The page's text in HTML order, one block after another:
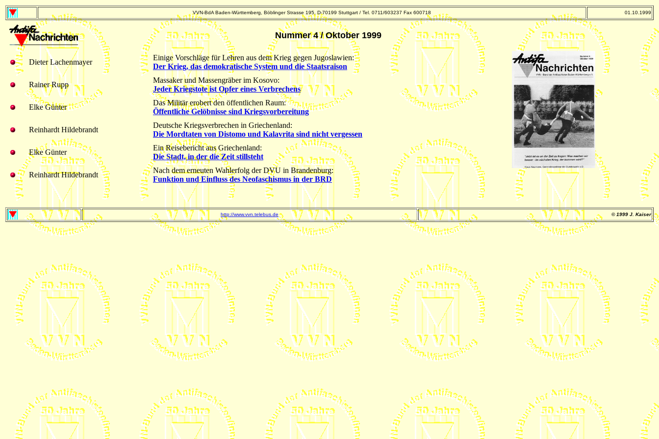
VVN-BdA Baden-Württemberg, Böblinger Strasse 195, D-70199 Stuttgart / Tel. 0711/603237 Fax 600718 01.10.1999
Nummer 4 / Oktober 1999
Dieter Lachenmayer
Einige Vorschläge für Lehren aus dem Krieg gegen Jugoslawien:
Der Krieg, das demokratische System und die Staatsraison
Rainer Rupp
Massaker und Massengräber im Kosovo:
Jeder Kriegstote ist Opfer eines Verbrechens
Elke Günter
Das Militär erobert den öffentlichen Raum:
Öffentliche Gelöbnisse sind Kriegsvorbereitung
Reinhardt Hildebrandt
Deutsche Kriegsverbrechen in Griechenland:
Die Mordtaten von Distomo und Kalavrita sind nicht vergessen
Elke Günter
Ein Reisebericht aus Griechenland:
Die Stadt, in der die Zeit stillsteht
Reinhardt Hildebrandt
Nach dem erneuten Wahlerfolg der DVU in Brandenburg:
Funktion und Einfluss des Neofaschismus in der BRD
http://www.vvn.telebus.de © 1999 J. Kaiser